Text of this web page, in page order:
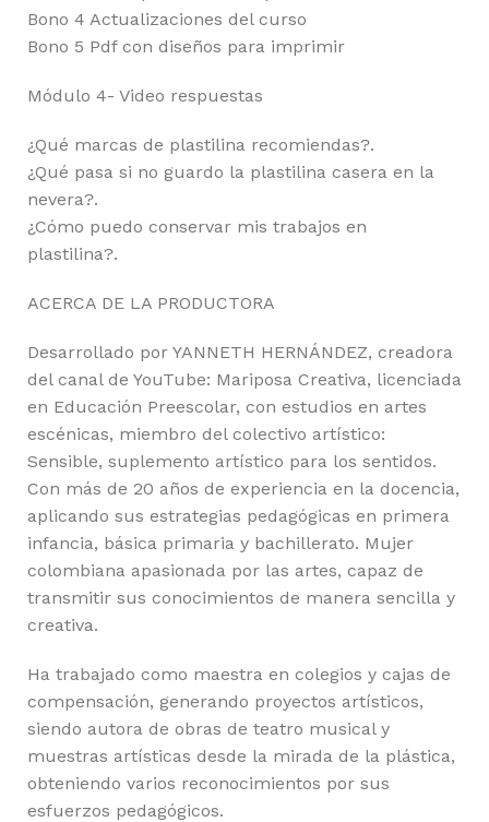
Bono 4 Actualizaciones del curso
Bono 5 Pdf con diseños para imprimir
Módulo 4- Video respuestas
¿Qué marcas de plastilina recomiendas?.
¿Qué pasa si no guardo la plastilina casera en la
nevera?.
¿Cómo puedo conservar mis trabajos en
plastilina?.
ACERCA DE LA PRODUCTORA
Desarrollado por YANNETH HERNÁNDEZ, creadora
del canal de YouTube: Mariposa Creativa, licenciada
en Educación Preescolar, con estudios en artes
escénicas, miembro del colectivo artístico:
Sensible, suplemento artístico para los sentidos.
Con más de 20 años de experiencia en la docencia,
aplicando sus estrategias pedagógicas en primera
infancia, básica primaria y bachillerato. Mujer
colombiana apasionada por las artes, capaz de
transmitir sus conocimientos de manera sencilla y
creativa.
Ha trabajado como maestra en colegios y cajas de
compensación, generando proyectos artísticos,
siendo autora de obras de teatro musical y
muestras artísticas desde la mirada de la plástica,
obteniendo varios reconocimientos por sus
esfuerzos pedagógicos.